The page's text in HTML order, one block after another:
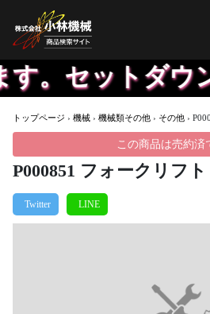
セットダウン
トップページ › 機械 › 機械類その他 › その他 ›
この商品は売約済
P000851 フォークリフ